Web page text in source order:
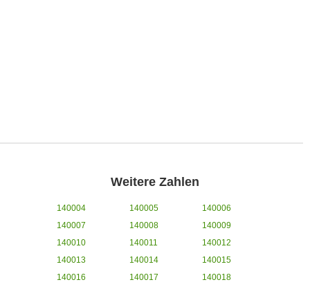
Weitere Zahlen
140004 140005
140006
140007
140008
140009
140010
140011
140012
140013
140014
140015
140016
140017
140018